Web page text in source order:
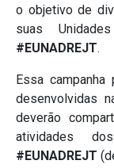
o objetivo de
suas
#EUNADREJT.
Essa
desenvolvidas
deverão
atividades
#EUNADREJT